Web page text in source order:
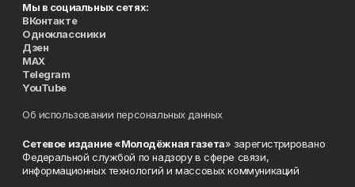
Мы в социальных сетях:
ВКонтакте
Одноклассники
Дзен
MAX
Telegram
YouTube
Об использовании персональных данных
Сетевое издание «Молодёжная газета» зарегистрировано
Федеральной службой по надзору в сфере связи,
информационных технологий и массовых коммуникаций